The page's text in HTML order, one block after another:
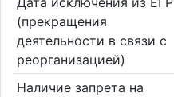
(прекращения
деятельности в связи с
реорганизацией)
Наличие запрета на